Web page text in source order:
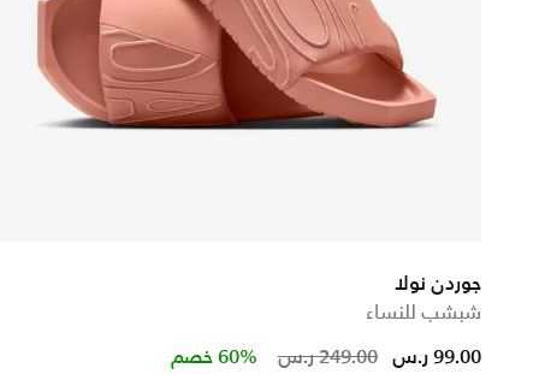
جوردن نولا
شبشب للنساء
Price reduced 249.00 ر.س to
99.00 ر.س 60% خصم